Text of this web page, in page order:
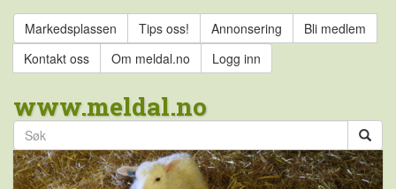
Markedsplassen Tips oss! Annonsering
Bli medlem
Kontakt oss
Om meldal.no Logg inn
www.meldal.no